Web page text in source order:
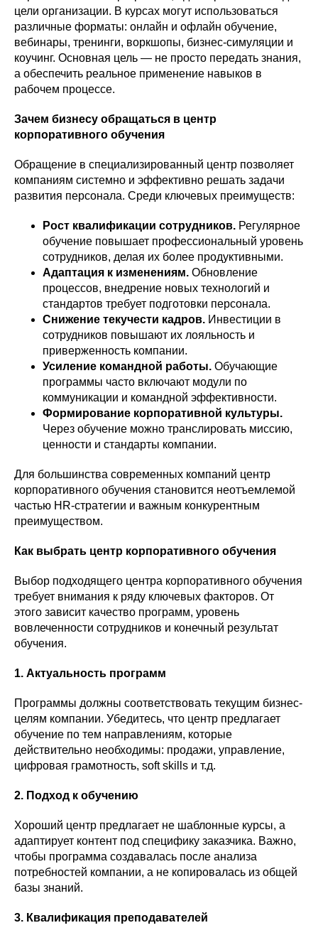
цели организации. В курсах могут использоваться
различные форматы: онлайн и офлайн обучение,
вебинары, тренинги, воркшопы, бизнес-симуляции и
коучинг. Основная цель — не просто передать знания,
а обеспечить реальное применение навыков в
рабочем процессе.
Зачем бизнесу обращаться в центр
корпоративного обучения
Обращение в специализированный центр позволяет
компаниям системно и эффективно решать задачи
развития персонала. Среди ключевых преимуществ:
Рост квалификации сотрудников. Регулярное
обучение повышает профессиональный уровень
сотрудников, делая их более продуктивными.
Адаптация к изменениям. Обновление
процессов, внедрение новых технологий и
стандартов требует подготовки персонала.
Снижение текучести кадров. Инвестиции в
сотрудников повышают их лояльность и
приверженность компании.
Усиление командной работы. Обучающие
программы часто включают модули по
коммуникации и командной эффективности.
Формирование корпоративной культуры.
Через обучение можно транслировать миссию,
ценности и стандарты компании.
Для большинства современных компаний центр
корпоративного обучения становится неотъемлемой
частью HR-стратегии и важным конкурентным
преимуществом.
Как выбрать центр корпоративного обучения
Выбор подходящего центра корпоративного обучения
требует внимания к ряду ключевых факторов. От
этого зависит качество программ, уровень
вовлеченности сотрудников и конечный результат
обучения.
1. Актуальность программ
Программы должны соответствовать текущим бизнес-
целям компании. Убедитесь, что центр предлагает
обучение по тем направлениям, которые
действительно необходимы: продажи, управление,
цифровая грамотность, soft skills и т.д.
2. Подход к обучению
Хороший центр предлагает не шаблонные курсы, а
адаптирует контент под специфику заказчика. Важно,
чтобы программа создавалась после анализа
потребностей компании, а не копировалась из общей
базы знаний.
3. Квалификация преподавателей